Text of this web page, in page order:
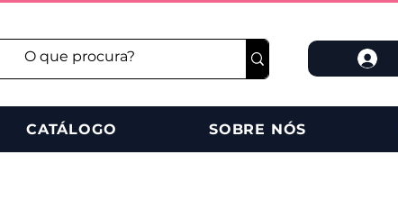
CATÁLOGO SOBRE NÓS